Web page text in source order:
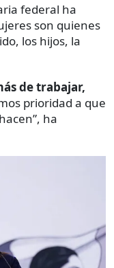
federal ha
son quienes
los hijos, la
de trabajar,
prioridad a que
ha